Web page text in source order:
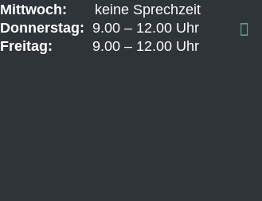
Mittwoch: keine Sprechzeit
Donnerstag: 9.00 – 12.00 Uhr
Freitag: 9.00 – 12.00 Uhr